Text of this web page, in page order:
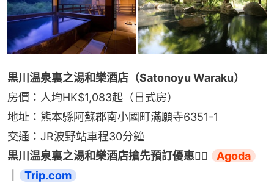
黒川温泉裏之湯和樂酒店（Satonoyu Waraku）
房價：人均HK$1,083起（日式房）
地址：熊本縣阿蘇郡南小國町滿願寺6351-1
交通：JR波野站車程30分鐘
黒川温泉裏之湯和樂酒店搶先預訂優惠👉🏻
Agoda
Trip.com